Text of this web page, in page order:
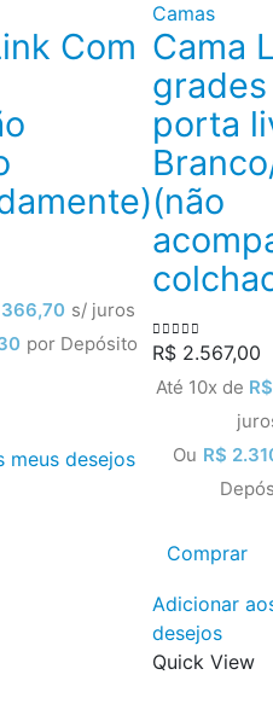
Com
366,70 s/ juros
por Depósito
meus desejos
Camas
Cama
porta
(não
0out of 5
R$ 2.567,00
Até 10x de R$
Ou R$
Comprar
Adicionar
desejos
Quick View